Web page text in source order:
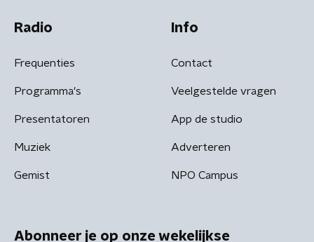
Radio
Frequenties
Programma's
Presentatoren
Muziek
Gemist
Info
Contact
Veelgestelde vragen
App de studio
Adverteren
NPO Campus
Abonneer je op onze wekelijkse